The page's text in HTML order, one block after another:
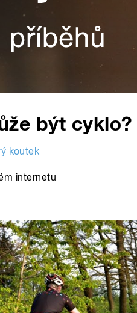
být cyklo?
koutek
internetu